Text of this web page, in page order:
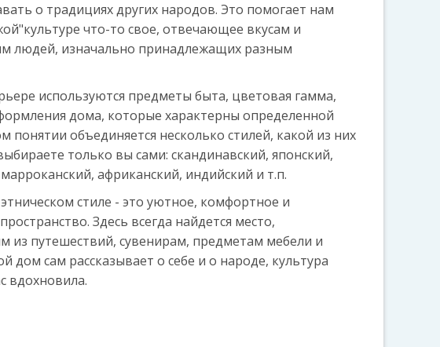
о традициях других народов. Это помогает нам
что-то свое, отвечающее вкусам и
людей, изначально принадлежащих разным
используются предметы быта, цветовая гамма,
дома, которые характерны определенной
понятии объединяется несколько стилей, какой из них
только вы сами: скандинавский, японский,
африканский, индийский и т.п.
стиле - это уютное, комфортное и
Здесь всегда найдется место,
из путешествий, сувенирам, предметам мебели и
дом сам рассказывает о себе и о народе, культура
вдохновила.